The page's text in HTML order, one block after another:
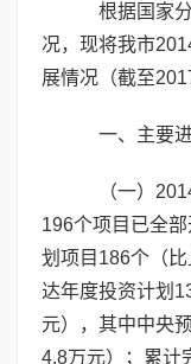
根据国家
况，现将我市
展情况（截至
一、主要
（一）
196个项目已全
划项目186个（
达年度投资计划
元），其中中央
4.8万元）；累计